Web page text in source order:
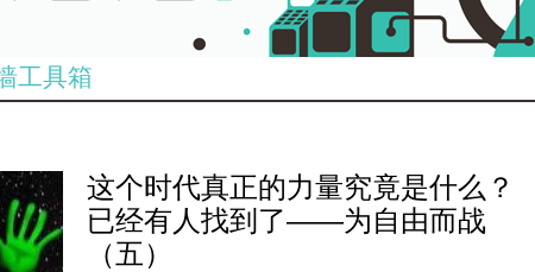
工具箱
这个时代真正的力量究竟是什么？
已经有人找到了——为自由而战
（五）